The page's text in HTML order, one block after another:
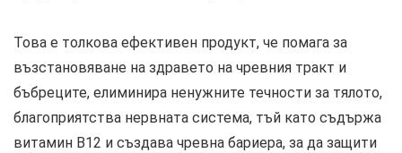
Това е толкова ефективен продукт, че помага за
възстановяване на здравето на чревния тракт и
бъбреците, елиминира ненужните течности за тялото,
благоприятства нервната система, тъй като съдържа
витамин B12 и създава чревна бариера, за да защити